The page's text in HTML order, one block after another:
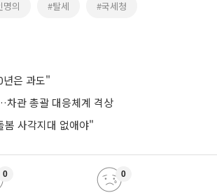
명의 #탈세 #국세청
년은 과도"
차관 총괄 대응체계 격상
사각지대 없애야"
0 0